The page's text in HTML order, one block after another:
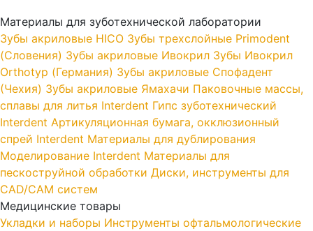
Материалы для зуботехнической лаборатории
Зубы акриловые HICO Зубы трехслойные Primodent
(Словения) Зубы акриловые Ивокрил Зубы Ивокрил
Orthotyp (Германия) Зубы акриловые Спофадент
(Чехия) Зубы акриловые Ямахачи Паковочные массы,
сплавы для литья Interdent Гипс зуботехнический
Interdent Артикуляционная бумага, окклюзионный
спрей Interdent Материалы для дублирования
Моделирование Interdent Материалы для
пескоструйной обработки Диски, инструменты для
CAD/CAM систем
Медицинские товары
Укладки и наборы Инструменты офтальмологические